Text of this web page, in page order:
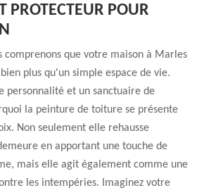
PROTECTEUR POUR
comprenons que votre maison à Marles
plus qu'un simple espace de vie.
personnalité et un sanctuaire de
la peinture de toiture se présente
Non seulement elle rehausse
en apportant une touche de
mais elle agit également comme une
les intempéries. Imaginez votre